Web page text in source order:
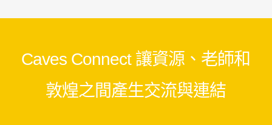
Caves Connect 讓資源、老師和
敦煌之間產生交流與連結